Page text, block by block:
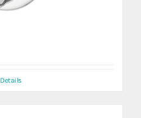
Details